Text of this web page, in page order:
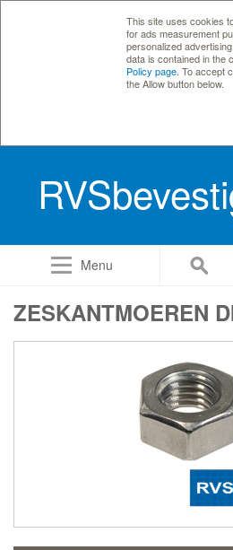
This site uses cookies
for ads measurement
personalized
data is contained in the
Policy page . To accept
the Allow button below.
Menu
ZESKANTMOEREN